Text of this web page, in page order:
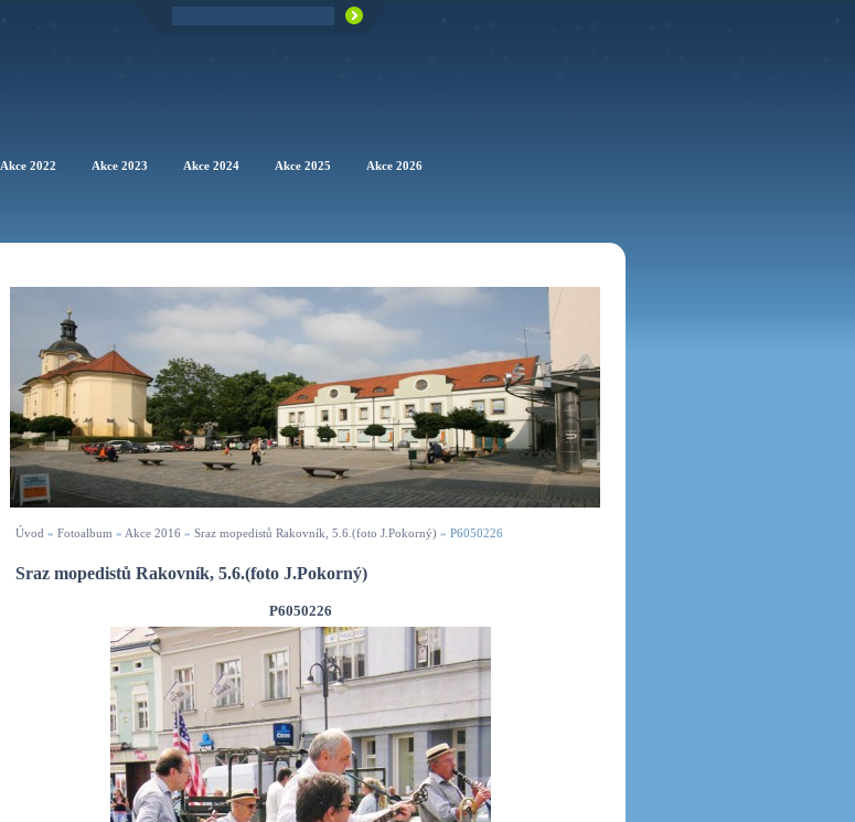
Úvod » Fotoalbum » Akce 2016 » Sraz mopedistů Rakovník, 5.6.(foto J.Pokorný) » P6050226
Sraz mopedistů Rakovník, 5.6.(foto J.Pokorný)
P6050226
Akce 2022 Akce 2023 Akce 2024 Akce 2025 Akce 2026